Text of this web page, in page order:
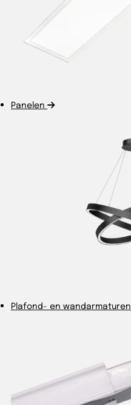
Panelen
Plafond- en wandarmaturen